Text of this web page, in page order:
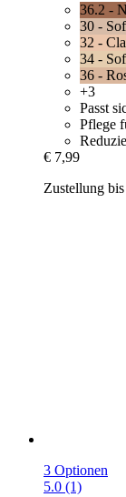
36.2 -
30 -
32 -
34 -
36 -
+3
Passt
Pflege
€ 7,99
Zustellung
3 Optionen
5.0 (1)